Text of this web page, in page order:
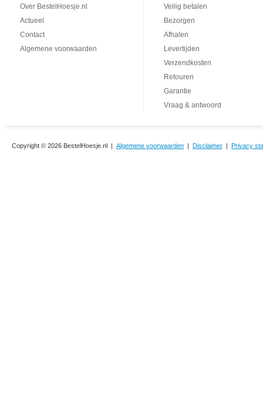
Over BestelHoesje.nl
Actueel
Contact
Algemene voorwaarden
Veilig betalen
Bezorgen
Afhalen
Levertijden
Verzendkosten
Retouren
Garantie
Vraag & antwoord
Copyright © 2026 BestelHoesje.nl | Algemene voorwaarden | Disclaimer | Privacy